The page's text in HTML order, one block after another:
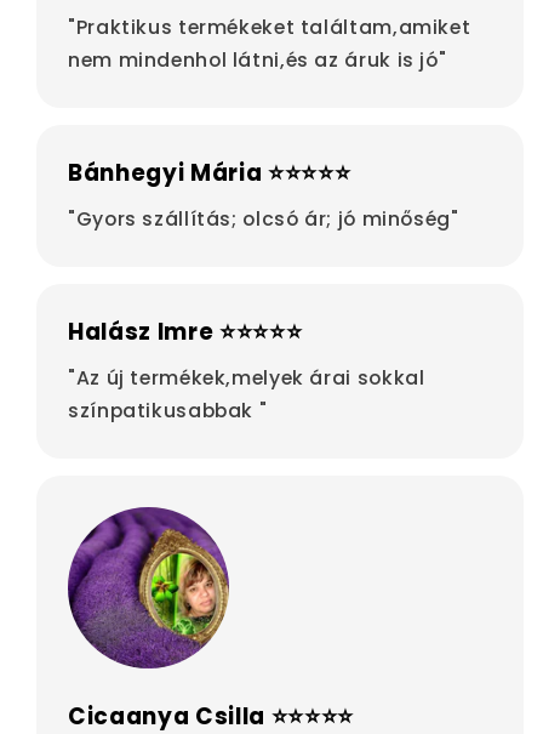
"Praktikus termékeket találtam,amiket
nem mindenhol látni,és az áruk is jó"
Bánhegyi Mária ⭐⭐⭐⭐⭐
"Gyors szállítás; olcsó ár; jó minőség"
Halász Imre ⭐⭐⭐⭐⭐
"Az új termékek,melyek árai sokkal
színpatikusabbak "
Cicaanya Csilla ⭐⭐⭐⭐⭐